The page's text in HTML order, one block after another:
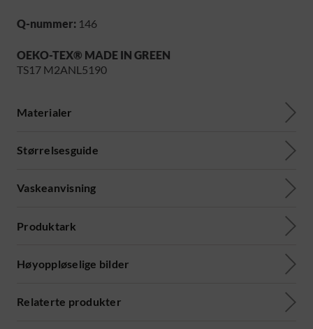
Q-nummer: 146
OEKO-TEX® MADE IN GREEN
TS17 M2ANL5190
Materialer
Størrelsesguide
Vaskeanvisning
Produktark
Høyoppløselige bilder
Relaterte produkter